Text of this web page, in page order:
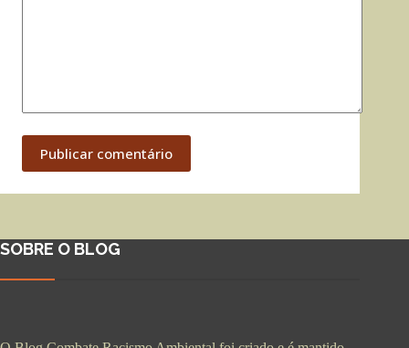
Publicar comentário
SOBRE O BLOG